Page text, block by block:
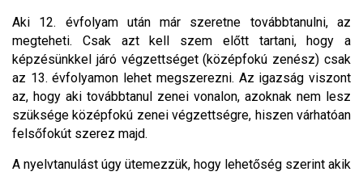
Aki 12. évfolyam után már szeretne továbbtanulni, az
megteheti. Csak azt kell szem előtt tartani, hogy a
képzésünkkel járó végzettséget (középfokú zenész) csak
az 13. évfolyamon lehet megszerezni. Az igazság viszont
az, hogy aki továbbtanul zenei vonalon, azoknak nem lesz
szüksége középfokú zenei végzettségre, hiszen várhatóan
felsőfokút szerez majd.
A nyelvtanulást úgy ütemezzük, hogy lehetőség szerint akik